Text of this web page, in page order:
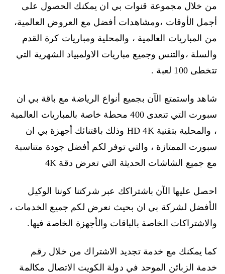
من خلال مجموعة قنوات بي ان يمكنك الحصول على
أجمل الأوقات ،ومشاهدات أفضل مع العروض العالمية،
من المباريات العالمية ، والمحلية ومباريات كرة القدم
والسلة ،والتنس وجميع مباريات الاولمبياد الشهرية التي
تتخطى 100 لعبة .
شاهد واستمتع الآن بجميع أنواع الرياضة مع باقة بي ان
سبورت التي تتعدى 400 محطة خاصة بالمباريات العالمية
، والمحلية بتقنية HD 4K وذلك باقتنائك أجهزة بي ان
سبورت الممتازة ، والتي توفر لكم أفضل جودة متناسبة
مع جميع الشاشات الحديثة التي تعرض دقة 4K
احصل عليها الآن باشتراكك عبر شركتنا كوننا الوكيل
الأفضل لشركة بي ان بحيث نعرض لكم جميع الخدمات ،
والاشتراكات الخاصة بالباقات والأجهزة الخاصة فيها.
كما يمكنك مع خدمة تجديد الاشتراك من خلال رقم
خدمة الزبائن الموحد في دولة الكويت الاتصال مكالمة